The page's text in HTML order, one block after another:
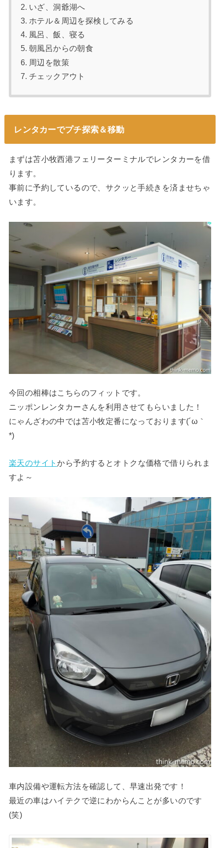
いざ、洞爺湖へ
ホテル＆周辺を探検してみる
風呂、飯、寝る
朝風呂からの朝食
周辺を散策
チェックアウト
レンタカーでプチ探索＆移動
まずは苫小牧西港フェリーターミナルでレンタカーを借
ります。
事前に予約しているので、サクッと手続きを済ませちゃ
います。
今回の相棒はこちらのフィットです。
ニッポンレンタカーさんを利用させてもらいました！
にゃんざわの中では苫小牧定番になっております(´ω｀
*)
楽天のサイトから予約するとオトクな価格で借りられま
すよ～
車内設備や運転方法を確認して、早速出発です！
最近の車はハイテクで逆にわからんことが多いのです
(笑)